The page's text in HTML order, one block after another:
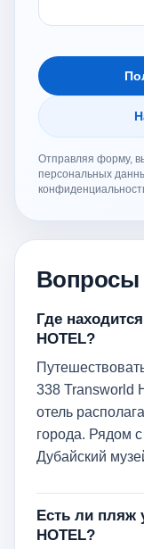
Отправляя форму,
персональных
Вопросы
Где
HOTEL?
338 Transworld
отель
города. Рядом
Дубайский
Есть ли пляж
HOTEL?